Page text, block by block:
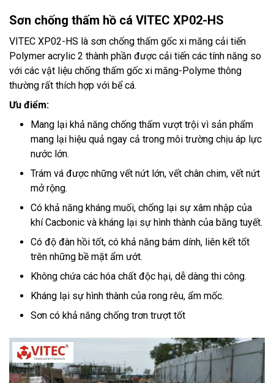
Sơn chống thấm hồ cá VITEC XP02-HS
VITEC XP02-HS là sơn chống thấm gốc xi măng cải tiến
Polymer acrylic 2 thành phần được cải tiến các tính năng so
với các vật liệu chống thấm gốc xi măng-Polyme thông
thường rất thích hợp với bể cá.
Ưu điểm:
Mang lại khả năng chống thấm vượt trội vì sản phẩm
mang lại hiệu quả ngay cả trong môi trường chịu áp lực
nước lớn.
Trám vá được những vết nứt lớn, vết chân chim, vết nứt
mở rộng.
Có khả năng kháng muối, chống lại sự xâm nhập của
khí Cacbonic và kháng lại sự hình thành của băng tuyết.
Có độ đàn hồi tốt, có khả năng bám dính, liên kết tốt
trên những bề mặt ẩm ướt.
Không chứa các hóa chất độc hại, dễ dàng thi công.
Kháng lại sự hình thành của rong rêu, ẩm mốc.
Sơn có khả năng chống trơn trượt tốt